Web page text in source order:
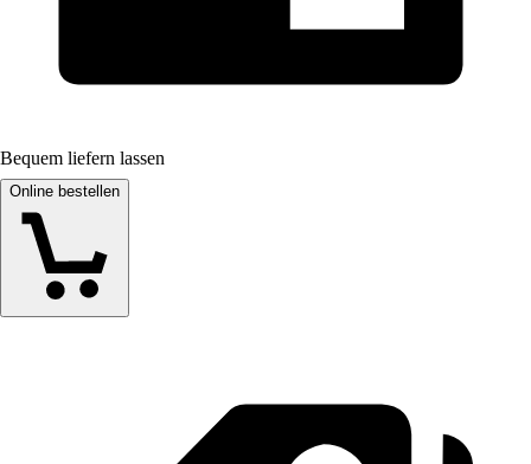
Bequem liefern lassen
Online bestellen